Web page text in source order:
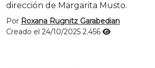
dirección de Margarita Musto.
Por Roxana Rugnitz Garabedian
Creado el 24/10/2025 2.456